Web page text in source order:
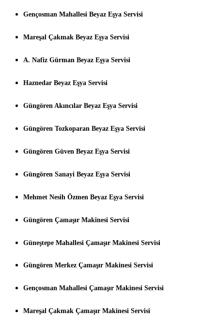
Gençosman Mahallesi Beyaz Eşya Servisi
Mareşal Çakmak Beyaz Eşya Servisi
A. Nafiz Gürman Beyaz Eşya Servisi
Haznedar Beyaz Eşya Servisi
Güngören Akıncılar Beyaz Eşya Servisi
Güngören Tozkoparan Beyaz Eşya Servisi
Güngören Güven Beyaz Eşya Servisi
Güngören Sanayi Beyaz Eşya Servisi
Mehmet Nesih Özmen Beyaz Eşya Servisi
Güngören Çamaşır Makinesi Servisi
Güneştepe Mahallesi Çamaşır Makinesi Servisi
Güngören Merkez Çamaşır Makinesi Servisi
Gençosman Mahallesi Çamaşır Makinesi Servisi
Mareşal Çakmak Çamaşır Makinesi Servisi